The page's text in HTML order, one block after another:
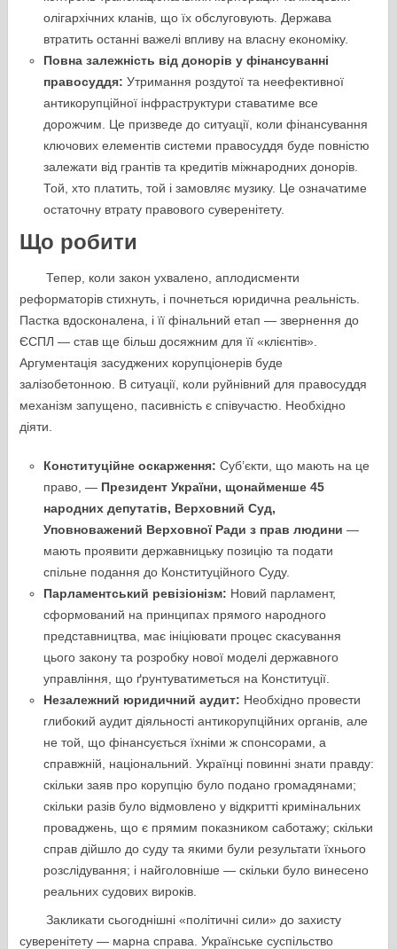
олігархічних кланів, що їх обслуговують. Держава
втратить останні важелі впливу на власну економіку.
Повна залежність від донорів у фінансуванні
правосуддя: Утримання роздутої та неефективної
антикорупційної інфраструктури ставатиме все
дорожчим. Це призведе до ситуації, коли фінансування
ключових елементів системи правосуддя буде повністю
залежати від грантів та кредитів міжнародних донорів.
Той, хто платить, той і замовляє музику. Це означатиме
остаточну втрату правового суверенітету.
Що робити
Тепер, коли закон ухвалено, аплодисменти
реформаторів стихнуть, і почнеться юридична реальність.
Пастка вдосконалена, і її фінальний етап — звернення до
ЄСПЛ — став ще більш досяжним для її «клієнтів».
Аргументація засуджених корупціонерів буде
залізобетонною. В ситуації, коли руйнівний для правосуддя
механізм запущено, пасивність є співучастю. Необхідно
діяти.
Конституційне оскарження: Суб’єкти, що мають на це
право, — Президент України, щонайменше 45
народних депутатів, Верховний Суд,
Уповноважений Верховної Ради з прав людини —
мають проявити державницьку позицію та подати
спільне подання до Конституційного Суду.
Парламентський ревізіонізм: Новий парламент,
сформований на принципах прямого народного
представництва, має ініціювати процес скасування
цього закону та розробку нової моделі державного
управління, що ґрунтуватиметься на Конституції.
Незалежний юридичний аудит: Необхідно провести
глибокий аудит діяльності антикорупційних органів, але
не той, що фінансується їхніми ж спонсорами, а
справжній, національний. Українці повинні знати правду:
скільки заяв про корупцію було подано громадянами;
скільки разів було відмовлено у відкритті кримінальних
проваджень, що є прямим показником саботажу; скільки
справ дійшло до суду та якими були результати їхнього
розслідування; і найголовніше — скільки було винесено
реальних судових вироків.
Закликати сьогоднішні «політичні сили» до захисту
суверенітету — марна справа. Українське суспільство